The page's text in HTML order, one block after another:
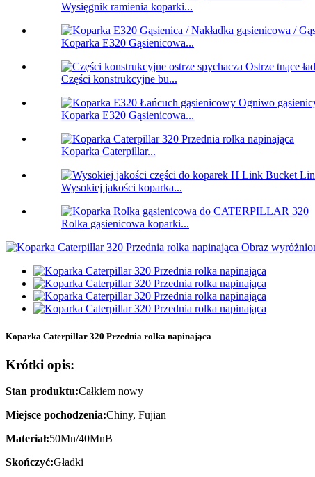
Wysięgnik ramienia koparki...
Koparka E320 Gąsienicowa...
Części konstrukcyjne bu...
Koparka E320 Gąsienicowa...
Koparka Caterpillar...
Wysokiej jakości koparka...
Rolka gąsienicowa koparki...
Koparka Caterpillar 320 Przednia rolka napinająca
Krótki opis:
Stan produktu:Całkiem nowy
Miejsce pochodzenia:Chiny, Fujian
Materiał:50Mn/40MnB
Skończyć:Gładki